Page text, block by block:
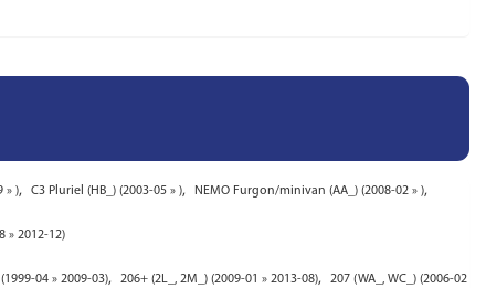
» ), C3 Pluriel (HB_) (2003-05 » ), NEMO Furgon/minivan (AA_) (2008-02 » ),
» 2012-12)
04 » 2009-03), 206+ (2L_, 2M_) (2009-01 » 2013-08),
207 (WA_, WC_) (2006-02